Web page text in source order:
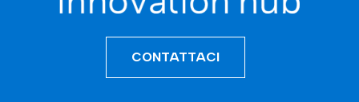
CONTATTACI